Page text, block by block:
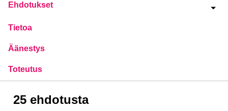
Ehdotukset
Tietoa
Äänestys
Toteutus
25 ehdotusta